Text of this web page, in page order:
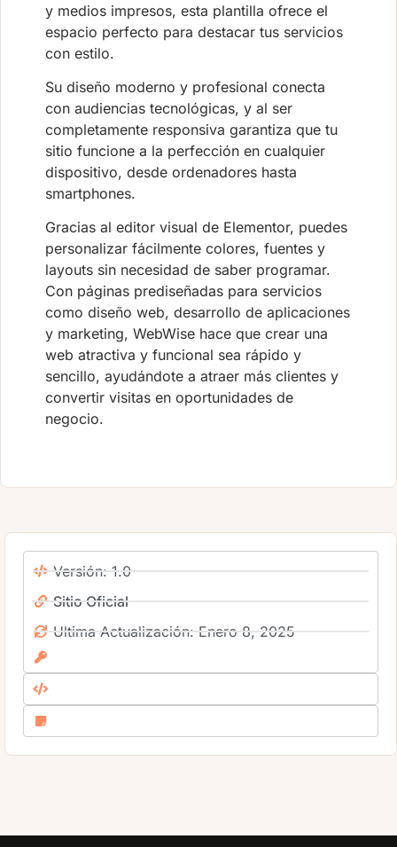
y medios impresos, esta plantilla ofrece el
espacio perfecto para destacar tus servicios
con estilo.
Su diseño moderno y profesional conecta
con audiencias tecnológicas, y al ser
completamente responsiva garantiza que tu
sitio funcione a la perfección en cualquier
dispositivo, desde ordenadores hasta
smartphones.
Gracias al editor visual de Elementor, puedes
personalizar fácilmente colores, fuentes y
layouts sin necesidad de saber programar.
Con páginas prediseñadas para servicios
como diseño web, desarrollo de aplicaciones
y marketing, WebWise hace que crear una
web atractiva y funcional sea rápido y
sencillo, ayudándote a atraer más clientes y
convertir visitas en oportunidades de
negocio.
Versión: 1.0
Sitio Oficial
Ultima Actualización: Enero 8, 2025